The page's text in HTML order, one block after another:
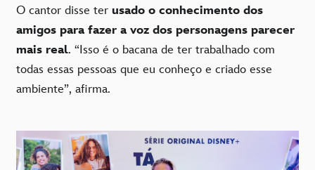
O cantor disse ter usado o conhecimento dos
amigos para fazer a voz dos personagens parecer
mais real. “Isso é o bacana de ter trabalhado com
todas essas pessoas que eu conheço e criado esse
ambiente”, afirma.